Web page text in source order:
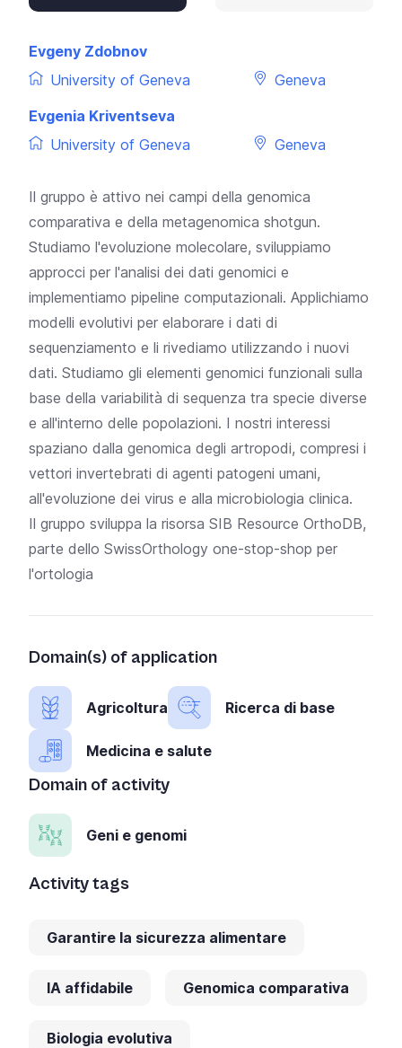
Evgeny Zdobnov
University of Geneva
Geneva
Evgenia Kriventseva
University of Geneva
Geneva
Il gruppo è attivo nei campi della genomica
comparativa e della metagenomica shotgun.
Studiamo l'evoluzione molecolare, sviluppiamo
approcci per l'analisi dei dati genomici e
implementiamo pipeline computazionali. Applichiamo
modelli evolutivi per elaborare i dati di
sequenziamento e li rivediamo utilizzando i nuovi
dati. Studiamo gli elementi genomici funzionali sulla
base della variabilità di sequenza tra specie diverse
e all'interno delle popolazioni. I nostri interessi
spaziano dalla genomica degli artropodi, compresi i
vettori invertebrati di agenti patogeni umani,
all'evoluzione dei virus e alla microbiologia clinica.
Il gruppo sviluppa la risorsa SIB Resource OrthoDB,
parte dello SwissOrthology one-stop-shop per
l'ortologia
Domain(s) of application
Agricoltura Ricerca di base
Medicina e salute
Domain of activity
Geni e genomi
Activity tags
Garantire la sicurezza alimentare
IA affidabile Genomica comparativa
Biologia evolutiva